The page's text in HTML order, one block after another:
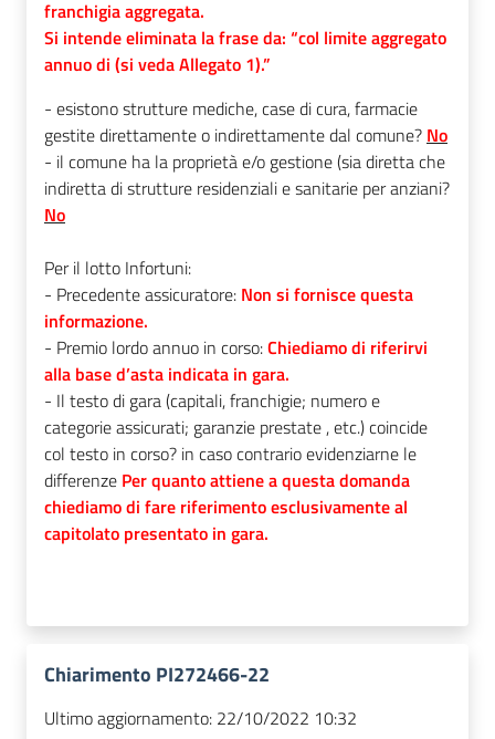
franchigia aggregata.
Si intende eliminata la frase da: “col limite aggregato
annuo di (si veda Allegato 1).”
- esistono strutture mediche, case di cura, farmacie
gestite direttamente o indirettamente dal comune? No
- il comune ha la proprietà e/o gestione (sia diretta che
indiretta di strutture residenziali e sanitarie per anziani?
No
Per il lotto Infortuni:
- Precedente assicuratore: Non si fornisce questa
informazione.
- Premio lordo annuo in corso:Chiediamo di riferirvi
alla base d’asta indicata in gara.
- Il testo di gara (capitali, franchigie; numero e
categorie assicurati; garanzie prestate , etc.) coincide
col testo in corso? in caso contrario evidenziarne le
differenze Per quanto attiene a questa domanda
chiediamo di fare riferimento esclusivamente al
capitolato presentato in gara.
Chiarimento PI272466-22
Ultimo aggiornamento: 22/10/2022 10:32